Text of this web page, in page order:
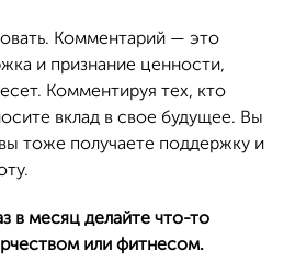
Комментарий — это
и признание ценности,
Комментируя тех, кто
вклад в свое будущее. Вы
тоже получаете поддержку и
в месяц делайте что-то
или фитнесом.